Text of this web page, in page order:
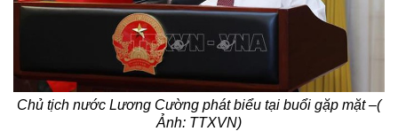
Chủ tịch nước Lương Cường phát biểu tại buổi gặp mặt –(
Ảnh: TTXVN)